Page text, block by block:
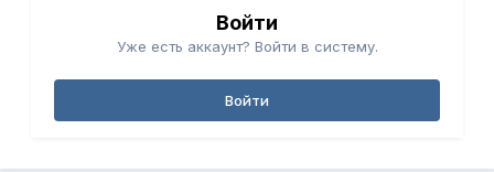
Войти
Уже есть аккаунт? Войти в систему.
Войти